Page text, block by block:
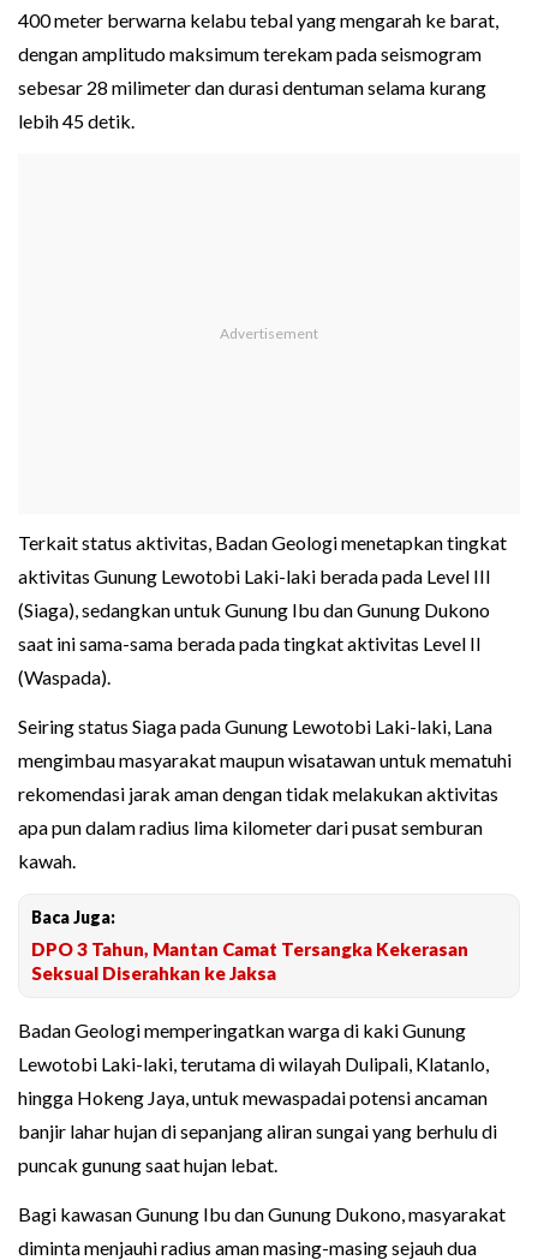
400 meter berwarna kelabu tebal yang mengarah ke barat,
dengan amplitudo maksimum terekam pada seismogram
sebesar 28 milimeter dan durasi dentuman selama kurang
lebih 45 detik.
Terkait status aktivitas, Badan Geologi menetapkan tingkat
aktivitas Gunung Lewotobi Laki-laki berada pada Level III
(Siaga), sedangkan untuk Gunung Ibu dan Gunung Dukono
saat ini sama-sama berada pada tingkat aktivitas Level II
(Waspada).
Seiring status Siaga pada Gunung Lewotobi Laki-laki, Lana
mengimbau masyarakat maupun wisatawan untuk mematuhi
rekomendasi jarak aman dengan tidak melakukan aktivitas
apa pun dalam radius lima kilometer dari pusat semburan
kawah.
Baca Juga:
DPO 3 Tahun, Mantan Camat Tersangka Kekerasan
Seksual Diserahkan ke Jaksa
Badan Geologi memperingatkan warga di kaki Gunung
Lewotobi Laki-laki, terutama di wilayah Dulipali, Klatanlo,
hingga Hokeng Jaya, untuk mewaspadai potensi ancaman
banjir lahar hujan di sepanjang aliran sungai yang berhulu di
puncak gunung saat hujan lebat.
Bagi kawasan Gunung Ibu dan Gunung Dukono, masyarakat
diminta menjauhi radius aman masing-masing sejauh dua